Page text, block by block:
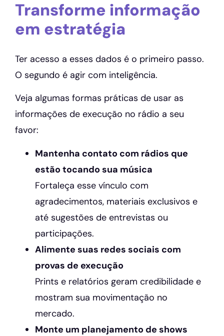
Transforme informação
em estratégia
Ter acesso a esses dados é o primeiro passo.
O segundo é agir com inteligência.
Veja algumas formas práticas de usar as
informações de execução no rádio a seu
favor:
Mantenha contato com rádios que
estão tocando sua música
Fortaleça esse vínculo com
agradecimentos, materiais exclusivos e
até sugestões de entrevistas ou
participações.
Alimente suas redes sociais com
provas de execução
Prints e relatórios geram credibilidade e
mostram sua movimentação no
mercado.
Monte um planejamento de shows